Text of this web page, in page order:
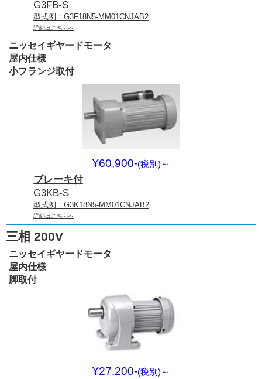
G3FB-S
型式例：G3F18N5-MM01CNJAB2
詳細はこちらへ
ニッセイギヤードモータ
屋内仕様
小フランジ取付
¥60,900-(税別) ～
ブレーキ付
G3KB-S
型式例：G3K18N5-MM01CNJAB2
詳細はこちらへ
三相 200V
ニッセイギヤードモータ
屋内仕様
脚取付
¥27,200-(税別) ～